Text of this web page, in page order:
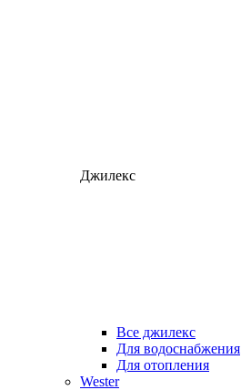
Джилекс
Все джилекс
Для водоснабжения
Для отопления
Wester